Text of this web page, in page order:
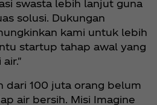
swasta lebih lanjut guna
solusi. Dukungan
kami untuk lebih
startup tahap awal yang
dari 100 juta orang belum
air bersih. Misi Imagine